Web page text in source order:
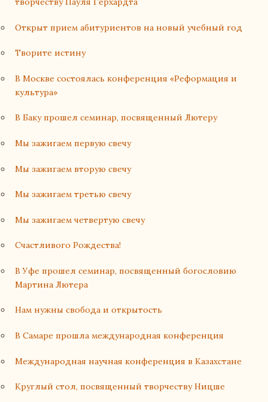
Открыт прием абитуриентов на новый учебный год
Творите истину
В Москве состоялась конференция «Реформация и
культура»
В Баку прошел семинар, посвященный Лютеру
Мы зажигаем первую свечу
Мы зажигаем вторую свечу
Мы зажигаем третью свечу
Мы зажигаем четвертую свечу
Счастливого Рождества!
В Уфе прошел семинар, посвященный богословию
Мартина Лютера
Нам нужны свобода и открытость
В Самаре прошла международная конференция
Международная научная конференция в Казахстане
Круглый стол, посвященный творчеству Ницше